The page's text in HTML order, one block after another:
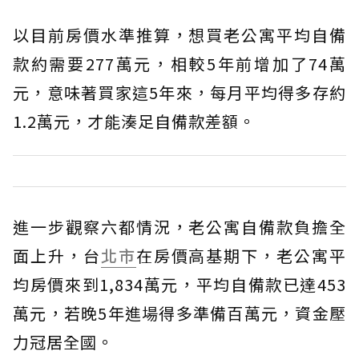
以目前房價水準推算，想買老公寓平均自備
款約需要277萬元，相較5年前增加了74萬
元，意味著買家這5年來，每月平均得多存約
1.2萬元，才能湊足自備款差額。
進一步觀察六都情況，老公寓自備款負擔全
面上升，台北市在房價高基期下，老公寓平
均房價來到1,834萬元，平均自備款已達453
萬元，若晚5年進場得多準備百萬元，資金壓
力冠居全國。